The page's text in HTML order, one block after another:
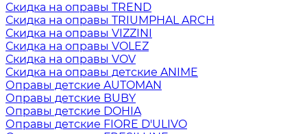
Скидка на оправы TREND
Скидка на оправы TRIUMPHAL ARCH
Скидка на оправы VIZZINI
Скидка на оправы VOLEZ
Скидка на оправы VOV
Скидка на оправы детские ANIME
Оправы детские AUTOMAN
Оправы детские BUBY
Оправы детские DOHIA
Оправы детские FIORE D'ULIVO